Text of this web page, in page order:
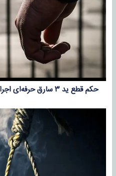
حکم قطع ید ۳ سارق حرفه‌ای اجرا شد